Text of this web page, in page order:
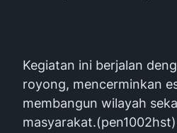
Kegiatan ini berjalan
royong, mencerminkan
membangun wilayah